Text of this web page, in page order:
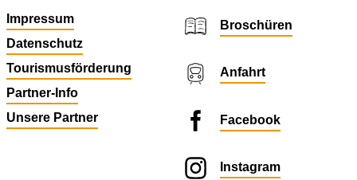
Impressum
Datenschutz
Tourismusförderung
Partner-Info
Unsere Partner
Broschüren
Anfahrt
Facebook
Instagram